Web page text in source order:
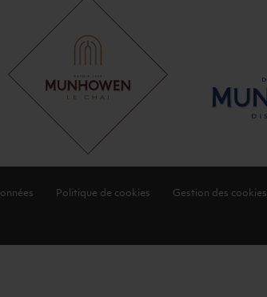
Politique de cookies Gestion des cookies